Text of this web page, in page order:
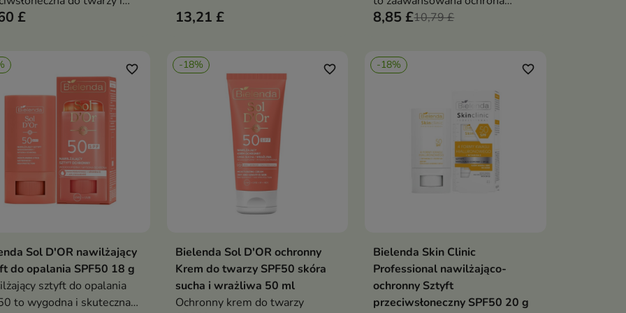
SPF50 to fotostabilna,
od 6. miesiąca życia
£
słońcem, nawilża ją i nadaje
13,21 £
przeciwsłoneczna, która chroni
równowagę oraz komfort
8,85 £10,79 £
Dodaj do koszyka
favorite_border
Sol D'OR nawilżający
do opalania SPF50 18 g
sztyft do opalania
to wygodna i skuteczna
-18%
Dodaj do koszyka
favorite_border
Bielenda Sol D'OR ochronny
Krem do twarzy SPF50 skóra
sucha i wrażliwa 50 ml
Ochronny krem do twarzy
-18%
Dodaj do koszyka
favorite_border
Bielenda Skin Clinic
Professional nawilżająco-
ochronny Sztyft
przeciwsłoneczny SPF50 20 g